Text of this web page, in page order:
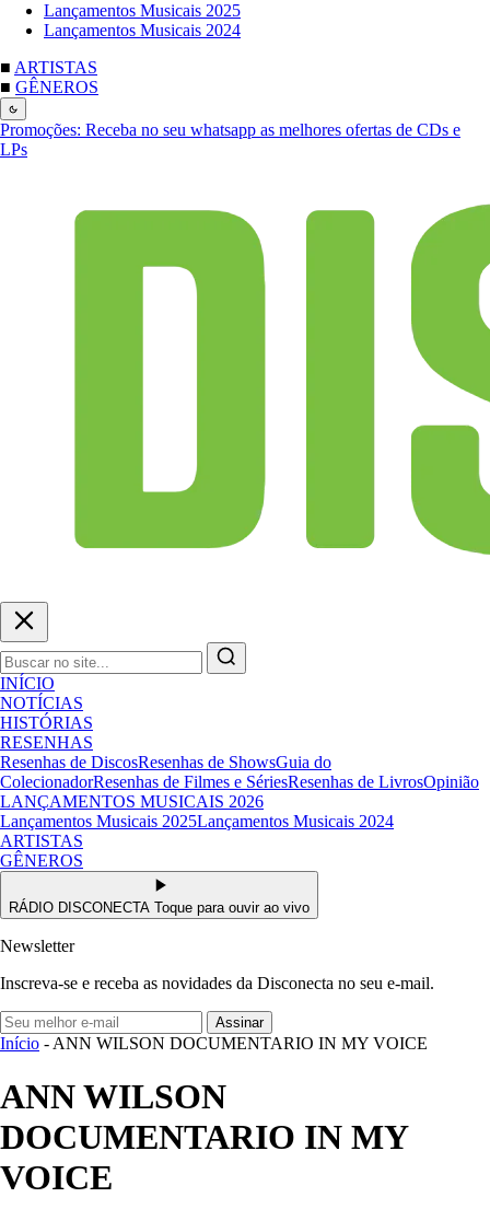
Lançamentos Musicais 2025
Lançamentos Musicais 2024
■ ARTISTAS
■ GÊNEROS
Promoções: Receba no seu whatsapp as melhores ofertas de CDs e
LPs
INÍCIO
NOTÍCIAS
HISTÓRIAS
RESENHAS
Resenhas de DiscosResenhas de ShowsGuia do
ColecionadorResenhas de Filmes e SériesResenhas de LivrosOpinião
LANÇAMENTOS MUSICAIS 2026
Lançamentos Musicais 2025Lançamentos Musicais 2024
ARTISTAS
GÊNEROS
RÁDIO DISCONECTA Toque para ouvir ao vivo
Newsletter
Inscreva-se e receba as novidades da Disconecta no seu e-mail.
Assinar
Início - ANN WILSON DOCUMENTARIO IN MY VOICE
ANN WILSON
DOCUMENTARIO IN MY
VOICE